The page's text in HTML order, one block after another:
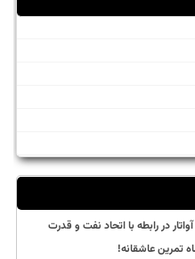
در رابطه با اتحاد نفت و قدرت
تمرین عاشقانه!